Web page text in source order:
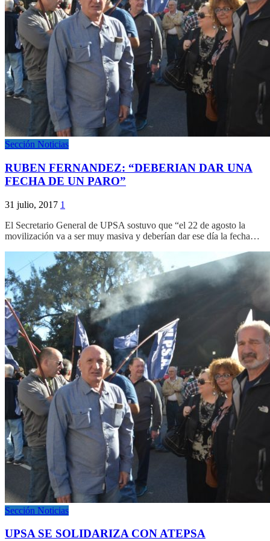
Sección Noticias
RUBEN FERNANDEZ: “DEBERIAN DAR UNA
FECHA DE UN PARO”
31 julio, 2017 1
El Secretario General de UPSA sostuvo que “el 22 de agosto la
movilización va a ser muy masiva y deberían dar ese día la fecha…
Sección Noticias
UPSA SE SOLIDARIZA CON ATEPSA